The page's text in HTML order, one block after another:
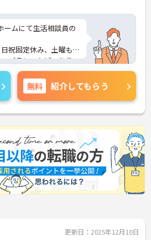
ームにて生活相談員の
祝固定休み、土曜も
バランスもばっちり
イントなど、詳細を
ご相談ください。
無料 紹介してもらう
更新日：2025年12月10日